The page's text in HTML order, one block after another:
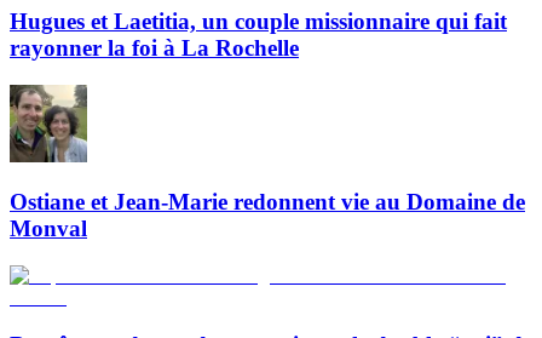
Hugues et Laetitia, un couple missionnaire qui fait
rayonner la foi à La Rochelle
Ostiane et Jean-Marie redonnent vie au Domaine de
Monval